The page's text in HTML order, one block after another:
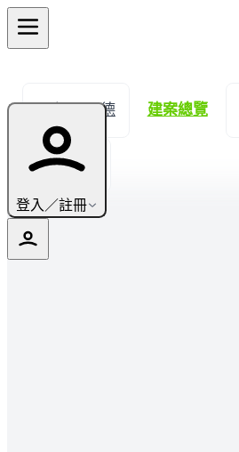
登入／註冊
← 返回八德 建案總覽
實價登錄